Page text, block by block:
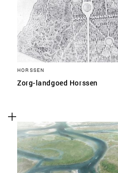
HORSSEN
Zorg-landgoed Horssen